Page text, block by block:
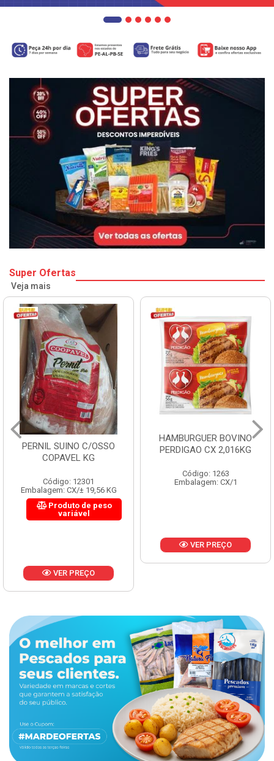
Super Ofertas
Veja mais
HAMBURGUER BOVINO
PERDIGAO CX 2,016KG
Embalagem: CX/1
MORTADELA FLUMINENSE
CX 4X3KG 12KG
Código: 1288
Embalagem: KG/12
VER PREÇO